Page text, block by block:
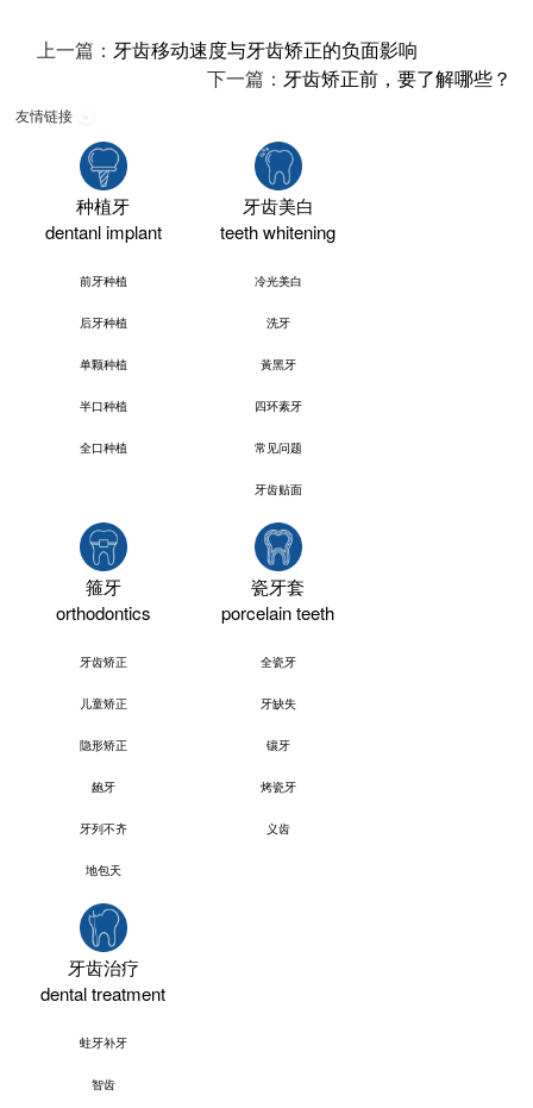
上一篇： 牙齿移动速度与牙齿矫正的负面影响
下一篇： 牙齿矫正前，要了解哪些？
友情链接
种植牙
dentanl implant
前牙种植
后牙种植
单颗种植
半口种植
全口种植
牙齿美白
teeth whitening
冷光美白
洗牙
黃黑牙
四环素牙
常见问题
牙齿贴面
箍牙
orthodontics
牙齿矫正
儿童矫正
隐形矫正
龅牙
牙列不齐
地包天
瓷牙套
porcelain teeth
全瓷牙
牙缺失
镶牙
烤瓷牙
义齿
牙齿治疗
dental treatment
蛀牙补牙
智齿